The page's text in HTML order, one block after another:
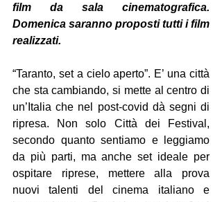
film da sala cinematografica.
Domenica saranno proposti tutti i film
realizzati.
“Taranto, set a cielo aperto”. E’ una città
che sta cambiando, si mette al centro di
un’Italia che nel post-covid dà segni di
ripresa. Non solo Città dei Festival,
secondo quanto sentiamo e leggiamo
da più parti, ma anche set ideale per
ospitare riprese, mettere alla prova
nuovi talenti del cinema italiano e